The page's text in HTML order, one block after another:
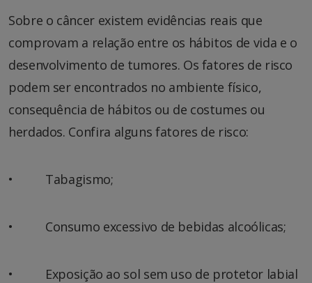
Sobre o câncer existem evidências reais que
comprovam a relação entre os hábitos de vida e o
desenvolvimento de tumores. Os fatores de risco
podem ser encontrados no ambiente físico,
consequência de hábitos ou de costumes ou
herdados. Confira alguns fatores de risco:
• Tabagismo;
• Consumo excessivo de bebidas alcoólicas;
• Exposição ao sol sem uso de protetor labial